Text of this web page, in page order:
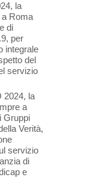
la
Roma
di
per
integrale
del
servizio
2024, la
a
Gruppi
Verità,
servizio
di
e